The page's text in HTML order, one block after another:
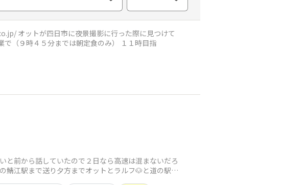
つけて
たので、と子供のWR-Vで家族で遠征🚙 朝８時から営業で（９時４５分までは朝定食のみ） １１時目指
と前から話していたので２日なら高速は混まないだろ
江駅まで送り夕方までオットとラルフ🐶と道の駅巡